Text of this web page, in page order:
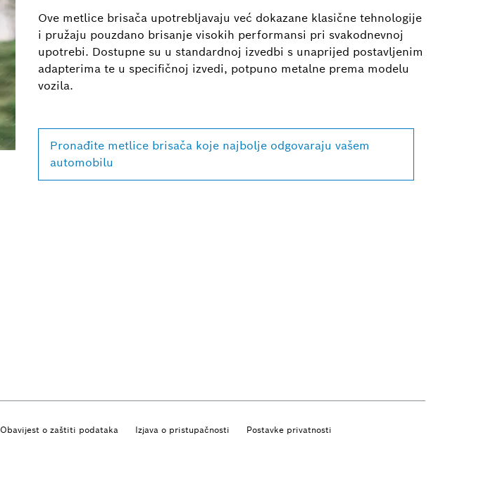
Ove metlice brisača upotrebljavaju već dokazane klasične tehnologije
i pružaju pouzdano brisanje visokih performansi pri svakodnevnoj
upotrebi. Dostupne su u standardnoj izvedbi s unaprijed postavljenim
adapterima te u specifičnoj izvedi, potpuno metalne prema modelu
vozila.
Pronađite metlice brisača koje najbolje odgovaraju vašem
automobilu
Obavijest o zaštiti podataka Izjava o pristupačnosti Postavke privatnosti